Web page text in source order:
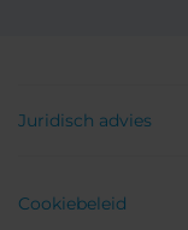
Juridisch advies
Cookiebeleid